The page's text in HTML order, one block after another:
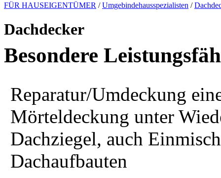
FÜR HAUSEIGENTÜMER /Umgebindehausspezialisten /
Dachdecker
Besondere
Reparatur/Umdeckung
Mörteldeckung unter
Dachziegel, auch
Dachaufbauten